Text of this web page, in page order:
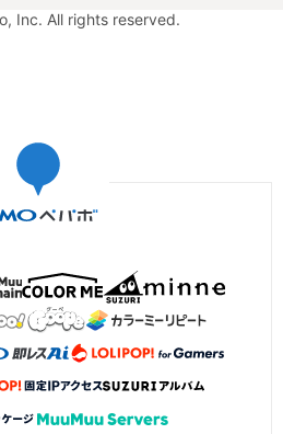
Inc. All rights reserved.